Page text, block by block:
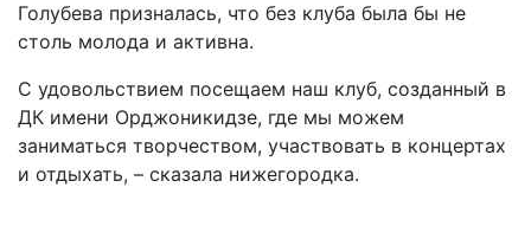
Голубева призналась, что без клуба была бы не
столь молода и активна.
С удовольствием посещаем наш клуб, созданный в
ДК имени Орджоникидзе, где мы можем
заниматься творчеством, участвовать в концертах
и отдыхать, – сказала нижегородка.